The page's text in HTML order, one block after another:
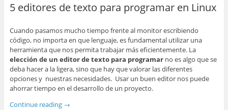
5 editores de texto para programar en Linux
Cuando pasamos mucho tiempo frente al monitor escribiendo
código, no importa en que lenguaje, es fundamental utilizar una
herramienta que nos permita trabajar más eficientemente. La
elección de un editor de texto para programarno es algo que se
deba hacer a la ligera, sino que hay que valorar las diferentes
opciones y nuestras necesidades. Usar un buen editor nos puede
ahorrar tiempo en el desarrollo de un proyecto.
Continue reading →